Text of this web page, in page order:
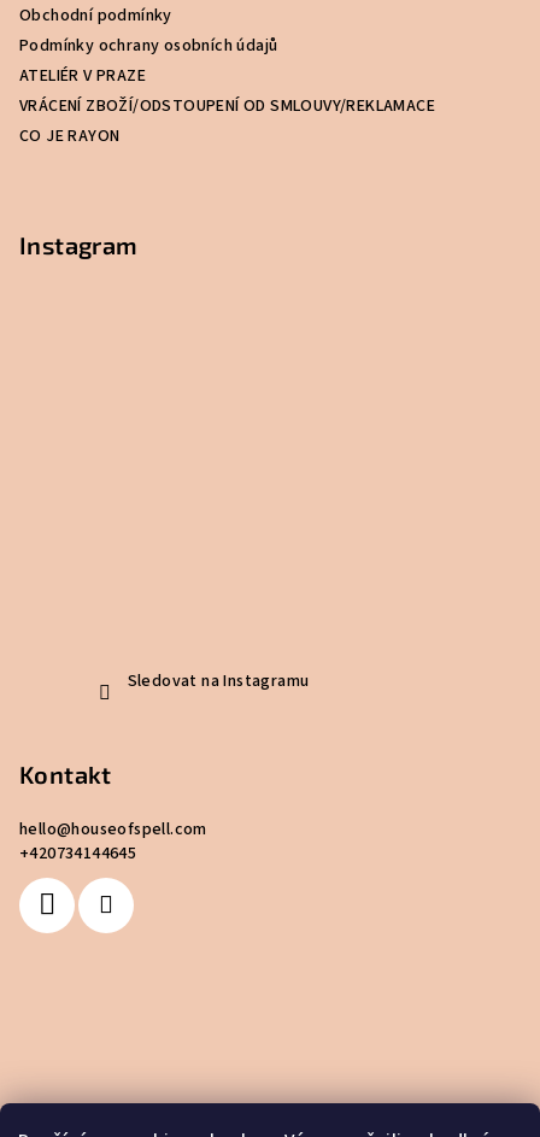
Obchodní podmínky
Podmínky ochrany osobních údajů
ATELIÉR V PRAZE
VRÁCENÍ ZBOŽÍ/ODSTOUPENÍ OD SMLOUVY/REKLAMACE
CO JE RAYON
Instagram
Sledovat na Instagramu
Kontakt
hello@houseofspell.com
+420734144645